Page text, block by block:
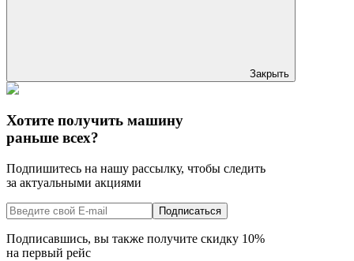
Закрыть
Хотите получить машину
раньше всех?
Подпишитесь на нашу рассылку, чтобы следить
за актуальными акциями
Подписаться
Подписавшись, вы также получите скидку 10%
на первый рейс